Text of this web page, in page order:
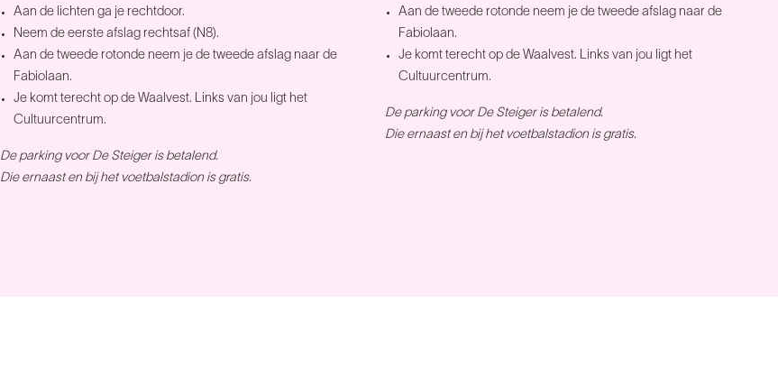
Aan de lichten ga je rechtdoor.
Neem de eerste afslag rechtsaf (N8).
Aan de tweede rotonde neem je de tweede afslag naar de
Fabiolaan.
Je komt terecht op de Waalvest. Links van jou ligt het
Cultuurcentrum.
De parking voor De Steiger is betalend.
Die ernaast en bij het voetbalstadion is gratis.
Aan de tweede rotonde neem je de tweede afslag naar de
Fabiolaan.
Je komt terecht op de Waalvest. Links van jou ligt het
Cultuurcentrum.
De parking voor De Steiger is betalend.
Die ernaast en bij het voetbalstadion is gratis.